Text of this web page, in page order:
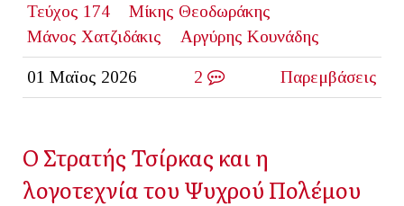
Τεύχος 174
Μίκης Θεοδωράκης
Μάνος Χατζιδάκις
Αργύρης Κουνάδης
01 Μαϊος 2026 2 Παρεμβάσεις
Ο Στρατής Τσίρκας και η
λογοτεχνία του Ψυχρού Πολέμου